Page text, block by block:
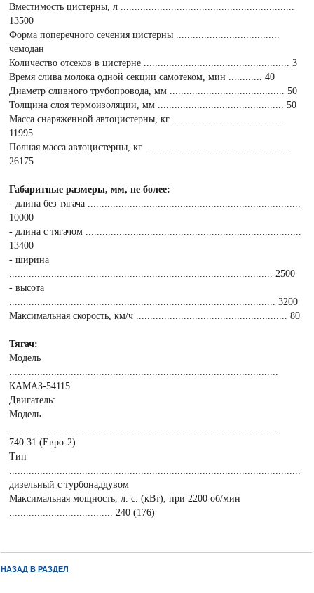
Вместимость цистерны, л ..............................................................
13500
Форма поперечного сечения цистерны .....................................
чемодан
Количество отсеков в цистерне .................................................... 3
Время слива молока одной секции самотеком, мин ............ 40
Диаметр сливного трубопровода, мм ......................................... 50
Толщина слоя термоизоляции, мм ............................................. 50
Масса снаряженной автоцистерны, кг .......................................
11995
Полная масса автоцистерны, кг ...................................................
26175
Габаритные размеры, мм, не более:
- длина без тягача ............................................................................
10000
- длина с тягачом .............................................................................
13400
- ширина
.............................................................................................. 2500
- высота
............................................................................................... 3200
Максимальная скорость, км/ч ...................................................... 80
Тягач:
Модель
КАМАЗ-54115
Двигатель:
Модель
740.31 (Евро-2)
Тип
дизельный с турбонаддувом
Максимальная мощность, л. с. (кВт), при 2200 об/мин
..................................... 240 (176)
НАЗАД В РАЗДЕЛ